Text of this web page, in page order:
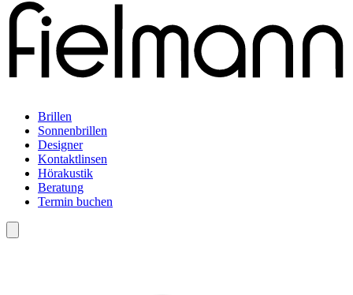
Brillen
Sonnenbrillen
Designer
Kontaktlinsen
Hörakustik
Beratung
Termin buchen